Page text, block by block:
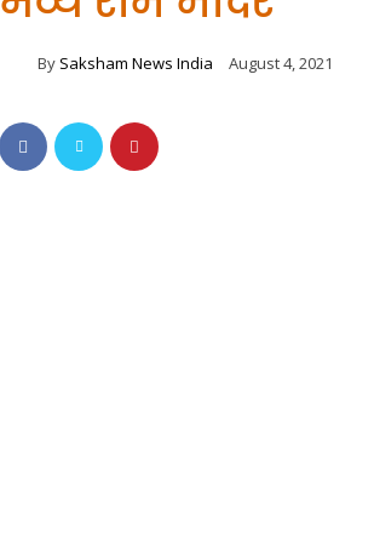
By Saksham News India August 4, 2021